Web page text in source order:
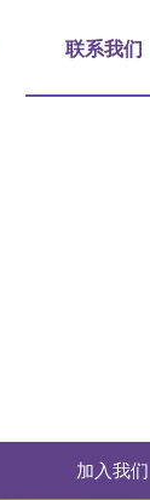
联系我们
加入我们